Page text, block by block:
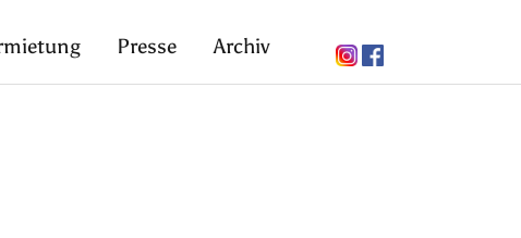
Presse Archiv